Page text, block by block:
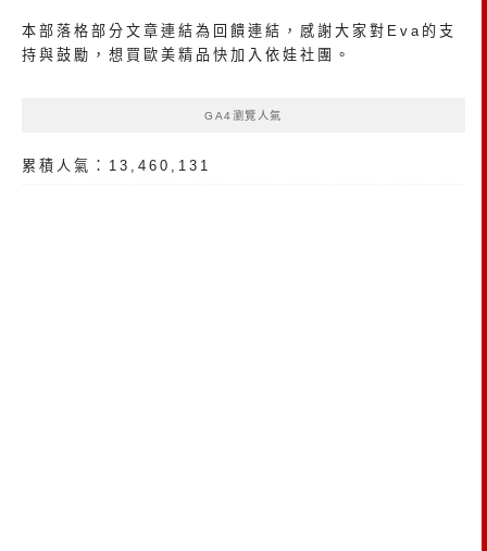
本部落格部分文章連結為回饋連結，感謝大家對Eva的支
持與鼓勵，想買歐美精品 快加入依娃社團 。
GA4瀏覽人氣
累積人氣：13,460,131